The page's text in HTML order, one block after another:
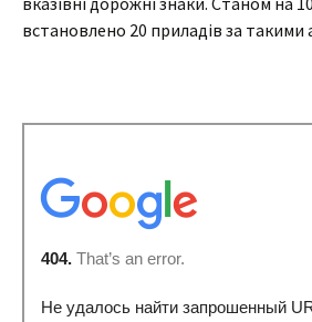
встановлено 20 приладів за такими